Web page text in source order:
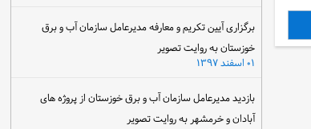
برگزاری آیین تکریم و معارفه مدیرعامل سازمان آب و برق
خوزستان به روایت تصویر
۰۱ اسفند ۱۳۹۷
بازدید مدیرعامل سازمان آب و برق خوزستان از پروژه های
آبادان و خرمشهر به روایت تصویر